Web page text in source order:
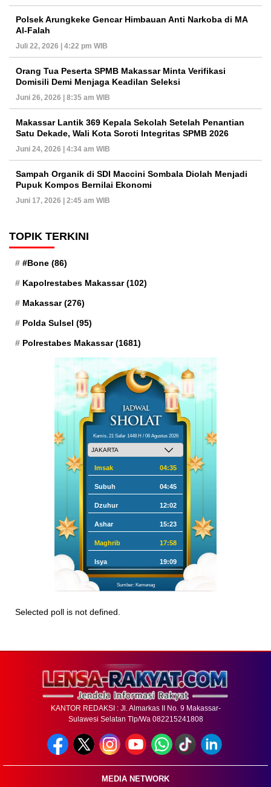
Polsek Arungkeke Gencar Himbauan Anti Narkoba di MA
Al-Falah
Juli 22, 2026 | 4:22 pm WIB
Orang Tua Peserta SPMB Makassar Minta Verifikasi
Domisili Demi Menjaga Keadilan Seleksi
Juni 26, 2026 | 8:35 am WIB
Makassar Lantik 369 Kepala Sekolah Setelah Penantian
Satu Dekade, Wali Kota Soroti Integritas SPMB 2026
Juni 24, 2026 | 4:34 am WIB
Sampah Organik di SDI Maccini Sombala Diolah Menjadi
Pupuk Kompos Bernilai Ekonomi
Juni 17, 2026 | 2:45 am WIB
TOPIK TERKINI
#Bone (86)
Kapolrestabes Makassar(102)
Makassar(276)
Polda Sulsel (95)
Polrestabes Makassar(1681)
Kamis, 21 Safar 1448 H / 06 Agustus 2026
Imsak 04:35
Subuh 04:45
Dzuhur 12:02
Ashar 15:23
Maghrib 17:58
Isya 19:09
Sumber: Kemenag
Selected poll is not defined.
KANTOR REDAKSI : Jl. Almarkas II No. 9 Makassar-
Sulawesi Selatan Tlp/Wa 082215241808
MEDIA NETWORK